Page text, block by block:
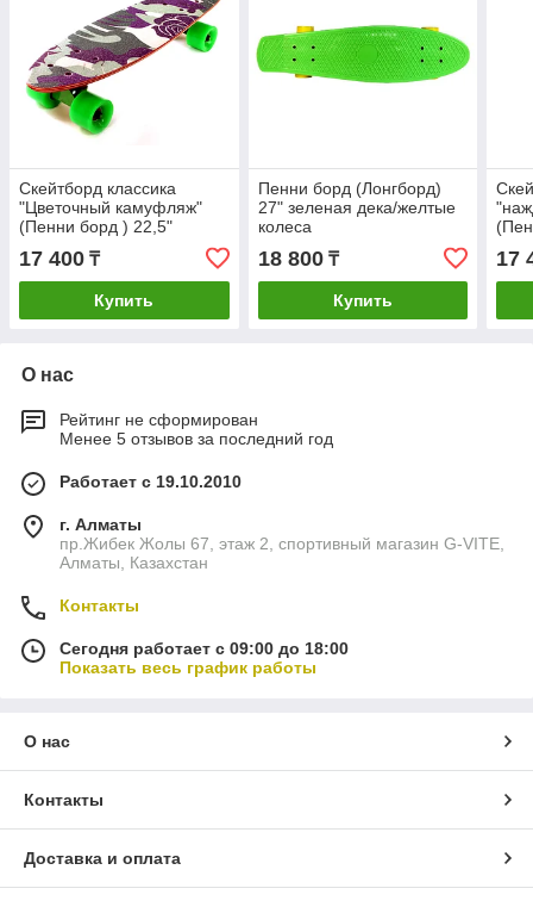
Скейтборд классика
"Цветочный камуфляж"
(Пенни борд ) 22,5"
(деревянная дека /
зеленые колеса /
17 400 ₸
Купить
Пенни борд (Лонгборд)
27" зеленая дека/желтые
колеса
18 800₸
Купить
17
О нас
Рейтинг не сформирован
Менее 5 отзывов за последний год
Работает с 19.10.2010
г. Алматы
пр.Жибек Жолы 67, этаж 2, спортивный магазин G-VITE,
Алматы, Казахстан
Контакты
Сегодня работает с 09:00 до 18:00
Показать весь график работы
О нас
Контакты
Доставка и оплата